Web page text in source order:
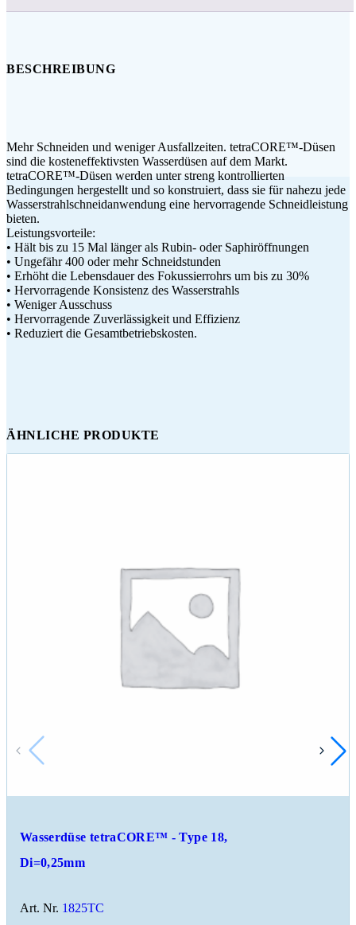
BESCHREIBUNG
Mehr Schneiden und weniger Ausfallzeiten. tetraCORE™-Düsen
sind die kosteneffektivsten Wasserdüsen auf dem Markt.
tetraCORE™-Düsen werden unter streng kontrollierten
Bedingungen hergestellt und so konstruiert, dass sie für nahezu jede
Wasserstrahlschneidanwendung eine hervorragende Schneidleistung
bieten.
Leistungsvorteile:
• Hält bis zu 15 Mal länger als Rubin- oder Saphiröffnungen
• Ungefähr 400 oder mehr Schneidstunden
• Erhöht die Lebensdauer des Fokussierrohrs um bis zu 30%
• Hervorragende Konsistenz des Wasserstrahls
• Weniger Ausschuss
• Hervorragende Zuverlässigkeit und Effizienz
• Reduziert die Gesamtbetriebskosten.
ÄHNLICHE PRODUKTE
Wasserdüse tetraCORE™ - Type 18,
Di=0,25mm
Art. Nr. 1825TC